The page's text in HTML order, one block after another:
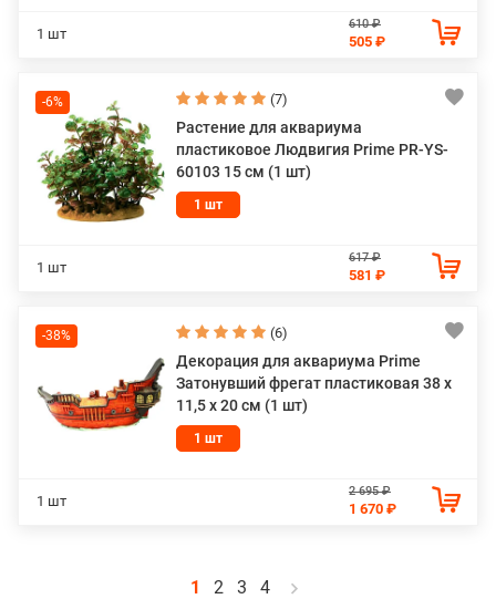
1 шт
610 ₽
505 ₽
-6% (7)
Растение для аквариума
пластиковое Людвигия Prime PR-YS-
60103 15 см (1 шт)
1 шт
1 шт
617 ₽
581 ₽
-38% (6)
Декорация для аквариума Prime
Затонувший фрегат пластиковая 38 х
11,5 х 20 см (1 шт)
1 шт
1 шт
2 695 ₽
1 670 ₽
1 2 3 4